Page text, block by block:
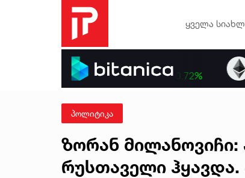
ყველა
პოლიტიკა
ზორან მილანოვიჩი​:
რუსთაველი